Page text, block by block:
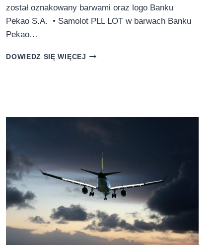
został oznakowany barwami oraz logo Banku
Pekao S.A. • Samolot PLL LOT w barwach Banku
Pekao…
DOWIEDZ SIĘ WIĘCEJ BOEING
PEKAO
LOT
I
BANKU
PEKAO
S.A.